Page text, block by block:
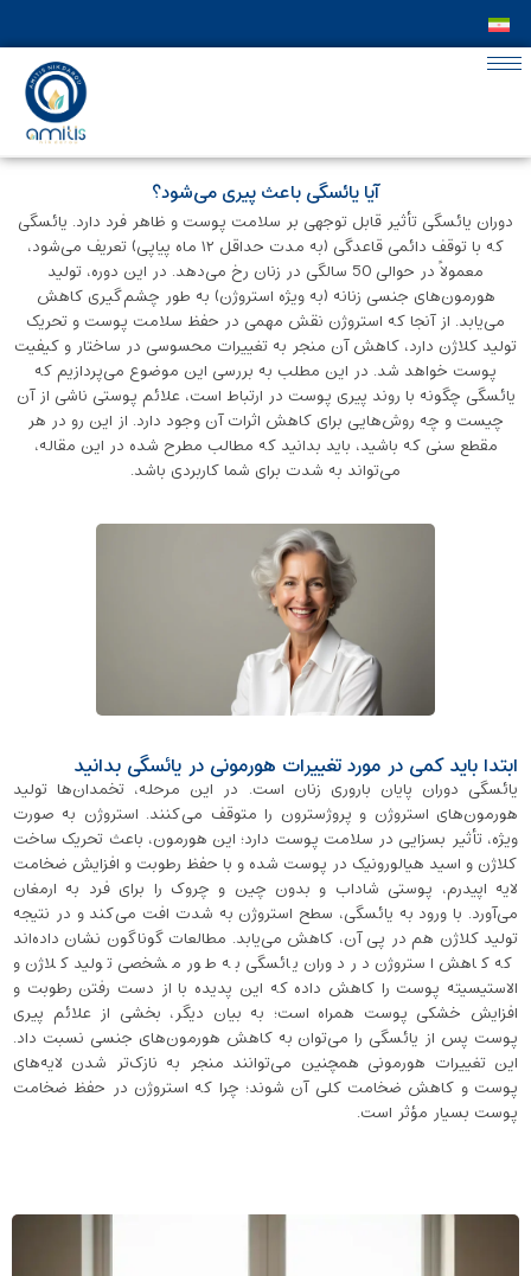
آیا یائسگی باعث پیری می‌شود؟
دوران یائسگی تأثیر قابل‌ توجهی بر سلامت پوست و ظاهر فرد دارد. یائسگی
که با توقف دائمی قاعدگی (به مدت حداقل ۱۲ ماه پیاپی) تعریف می‌شود،
معمولاً در حوالی 50 سالگی در زنان رخ می‌دهد. در این دوره، تولید
هورمون‌های جنسی زنانه (به ‌ویژه استروژن) به ‌طور چشم‌گیری کاهش
می‌یابد. از آنجا که استروژن نقش مهمی در حفظ سلامت پوست و تحریک
تولید کلاژن دارد، کاهش آن منجر به تغییرات محسوسی در ساختار و کیفیت
پوست خواهد شد. در این مطلب به بررسی این موضوع می‌پردازیم که
یائسگی چگونه با روند پیری پوست در ارتباط است، علائم پوستی ناشی از آن
چیست و چه روش‌هایی برای کاهش اثرات آن وجود دارد. از این رو در هر
مقطع سنی که باشید، باید بدانید که مطالب مطرح شده در این مقاله،
می‌تواند به شدت برای شما کاربردی باشد.
ابتدا باید کمی در مورد تغییرات هورمونی در یائسگی بدانید
یائسگی دوران پایان باروری زنان است. در این مرحله، تخمدان‌ها تولید
هورمون‌های استروژن و پروژسترون را متوقف می‌کنند. استروژن به‌ صورت
ویژه، تأثیر بسزایی در سلامت پوست دارد؛ این هورمون، باعث تحریک ساخت
کلاژن و اسید هیالورونیک در پوست شده و با حفظ رطوبت و افزایش ضخامت
لایه ‌اپیدرم، پوستی شاداب و بدون چین‌ و چروک را برای فرد به ارمغان
می‌آورد. با ورود به یائسگی، سطح استروژن به شدت افت می‌کند و در نتیجه
تولید کلاژن هم در پی آن، کاهش می‌یابد. مطالعات گوناگون نشان داده‌اند
که کاهش استروژن در دوران یائسگی به‌ طور مشخصی تولید کلاژن و
الاستیسیته پوست را کاهش داده که این پدیده با از دست رفتن رطوبت و
افزایش خشکی پوست همراه است؛ به بیان دیگر، بخشی از علائم پیری
پوست پس از یائسگی را می‌توان به کاهش هورمون‌های جنسی نسبت داد.
این تغییرات هورمونی همچنین می‌توانند منجر به نازک‌تر شدن لایه‌های
پوست و کاهش ضخامت کلی آن شوند؛ چرا که استروژن در حفظ ضخامت
پوست بسیار مؤثر است.